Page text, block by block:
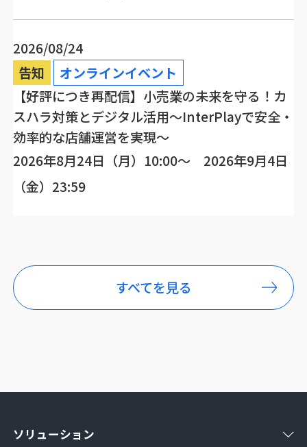
2026/08/24
告知
オンラインイベント
【好評につき再配信】小売業の未来を守る！カ
スハラ対策とデジタル活用～InterPlayで安全・
効率的な店舗運営を実現～
2026年8月24日（月）10:00～ 2026年9月4日
（金）23:59
すべてを見る
ソリューション